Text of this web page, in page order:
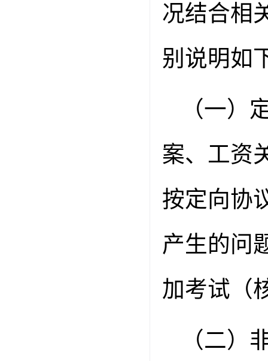
况结合相
别说明如
（一）
案、工资
按定向协
产生的问
加考试（
（二）